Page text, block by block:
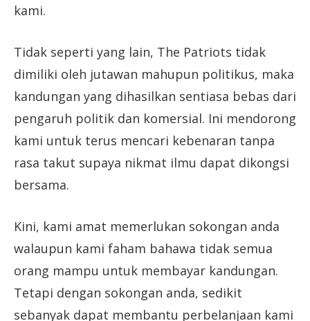
kami.
Tidak seperti yang lain, The Patriots tidak
dimiliki oleh jutawan mahupun politikus, maka
kandungan yang dihasilkan sentiasa bebas dari
pengaruh politik dan komersial. Ini mendorong
kami untuk terus mencari kebenaran tanpa
rasa takut supaya nikmat ilmu dapat dikongsi
bersama.
Kini, kami amat memerlukan sokongan anda
walaupun kami faham bahawa tidak semua
orang mampu untuk membayar kandungan.
Tetapi dengan sokongan anda, sedikit
sebanyak dapat membantu perbelanjaan kami